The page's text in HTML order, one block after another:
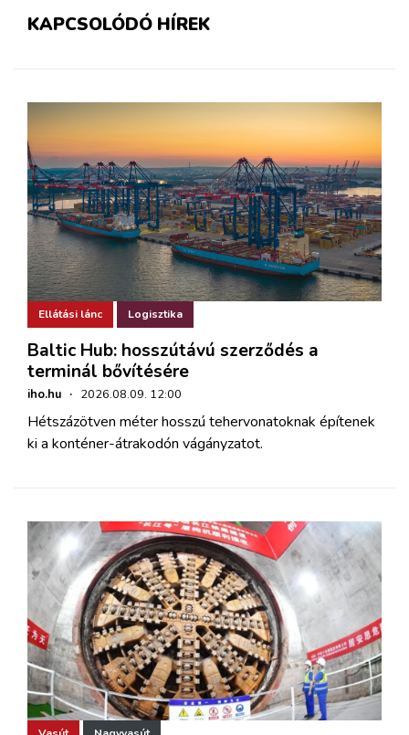
KAPCSOLÓDÓ HÍREK
Ellátási lánc Logisztika
Baltic Hub: hosszútávú szerződés a
terminál bővítésére
iho.hu · 2026.08.09. 12:00
Hétszázötven méter hosszú tehervonatoknak építenek
ki a konténer-átrakodón vágányzatot.